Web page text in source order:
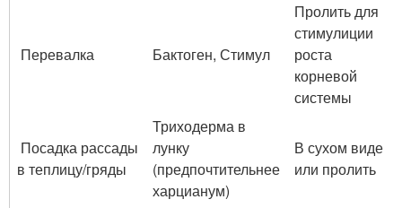
Перевалка Бактоген, Стимул
Пролить для
стимулиции
роста
корневой
системы
Посадка рассады
в теплицу/гряды
Триходерма в
лунку
(предпочтительнее
харцианум)
В сухом виде
или пролить